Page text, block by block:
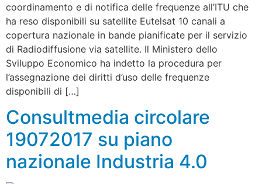
coordinamento e di notifica delle frequenze all’ITU che
ha reso disponibili su satellite Eutelsat 10 canali a
copertura nazionale in bande pianificate per il servizio
di Radiodiffusione via satellite. Il Ministero dello
Sviluppo Economico ha indetto la procedura per
l’assegnazione dei diritti d’uso delle frequenze
disponibili di […]
Consultmedia circolare
19072017 su piano
nazionale Industria 4.0